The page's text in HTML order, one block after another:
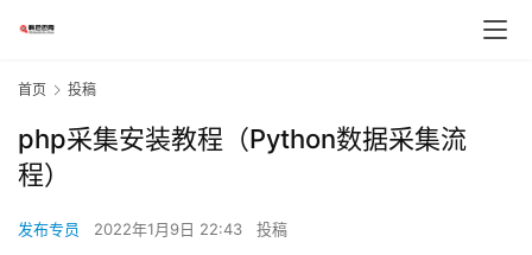
首页 投稿
php采集安装教程（Python数据采集流
程）
发布专员 2022年1月9日 22:43 投稿